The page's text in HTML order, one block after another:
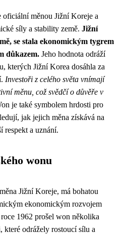
měnou Jižní Koreje a
síly a stability země. Jižní
se stala ekonomickým tygrem
důkazem. Jeho hodnota odráží
kterých Jižní Korea dosáhla za
Investoři z celého světa vnímají
měnu, což svědčí o důvěře v
je také symbolem hrdosti pro
jak jejich měna získává na
respekt a uznání.
wonu
Jižní Koreje, má bohatou
ekonomickým rozvojem
1962 prošel won několika
které odrážely rostoucí sílu a